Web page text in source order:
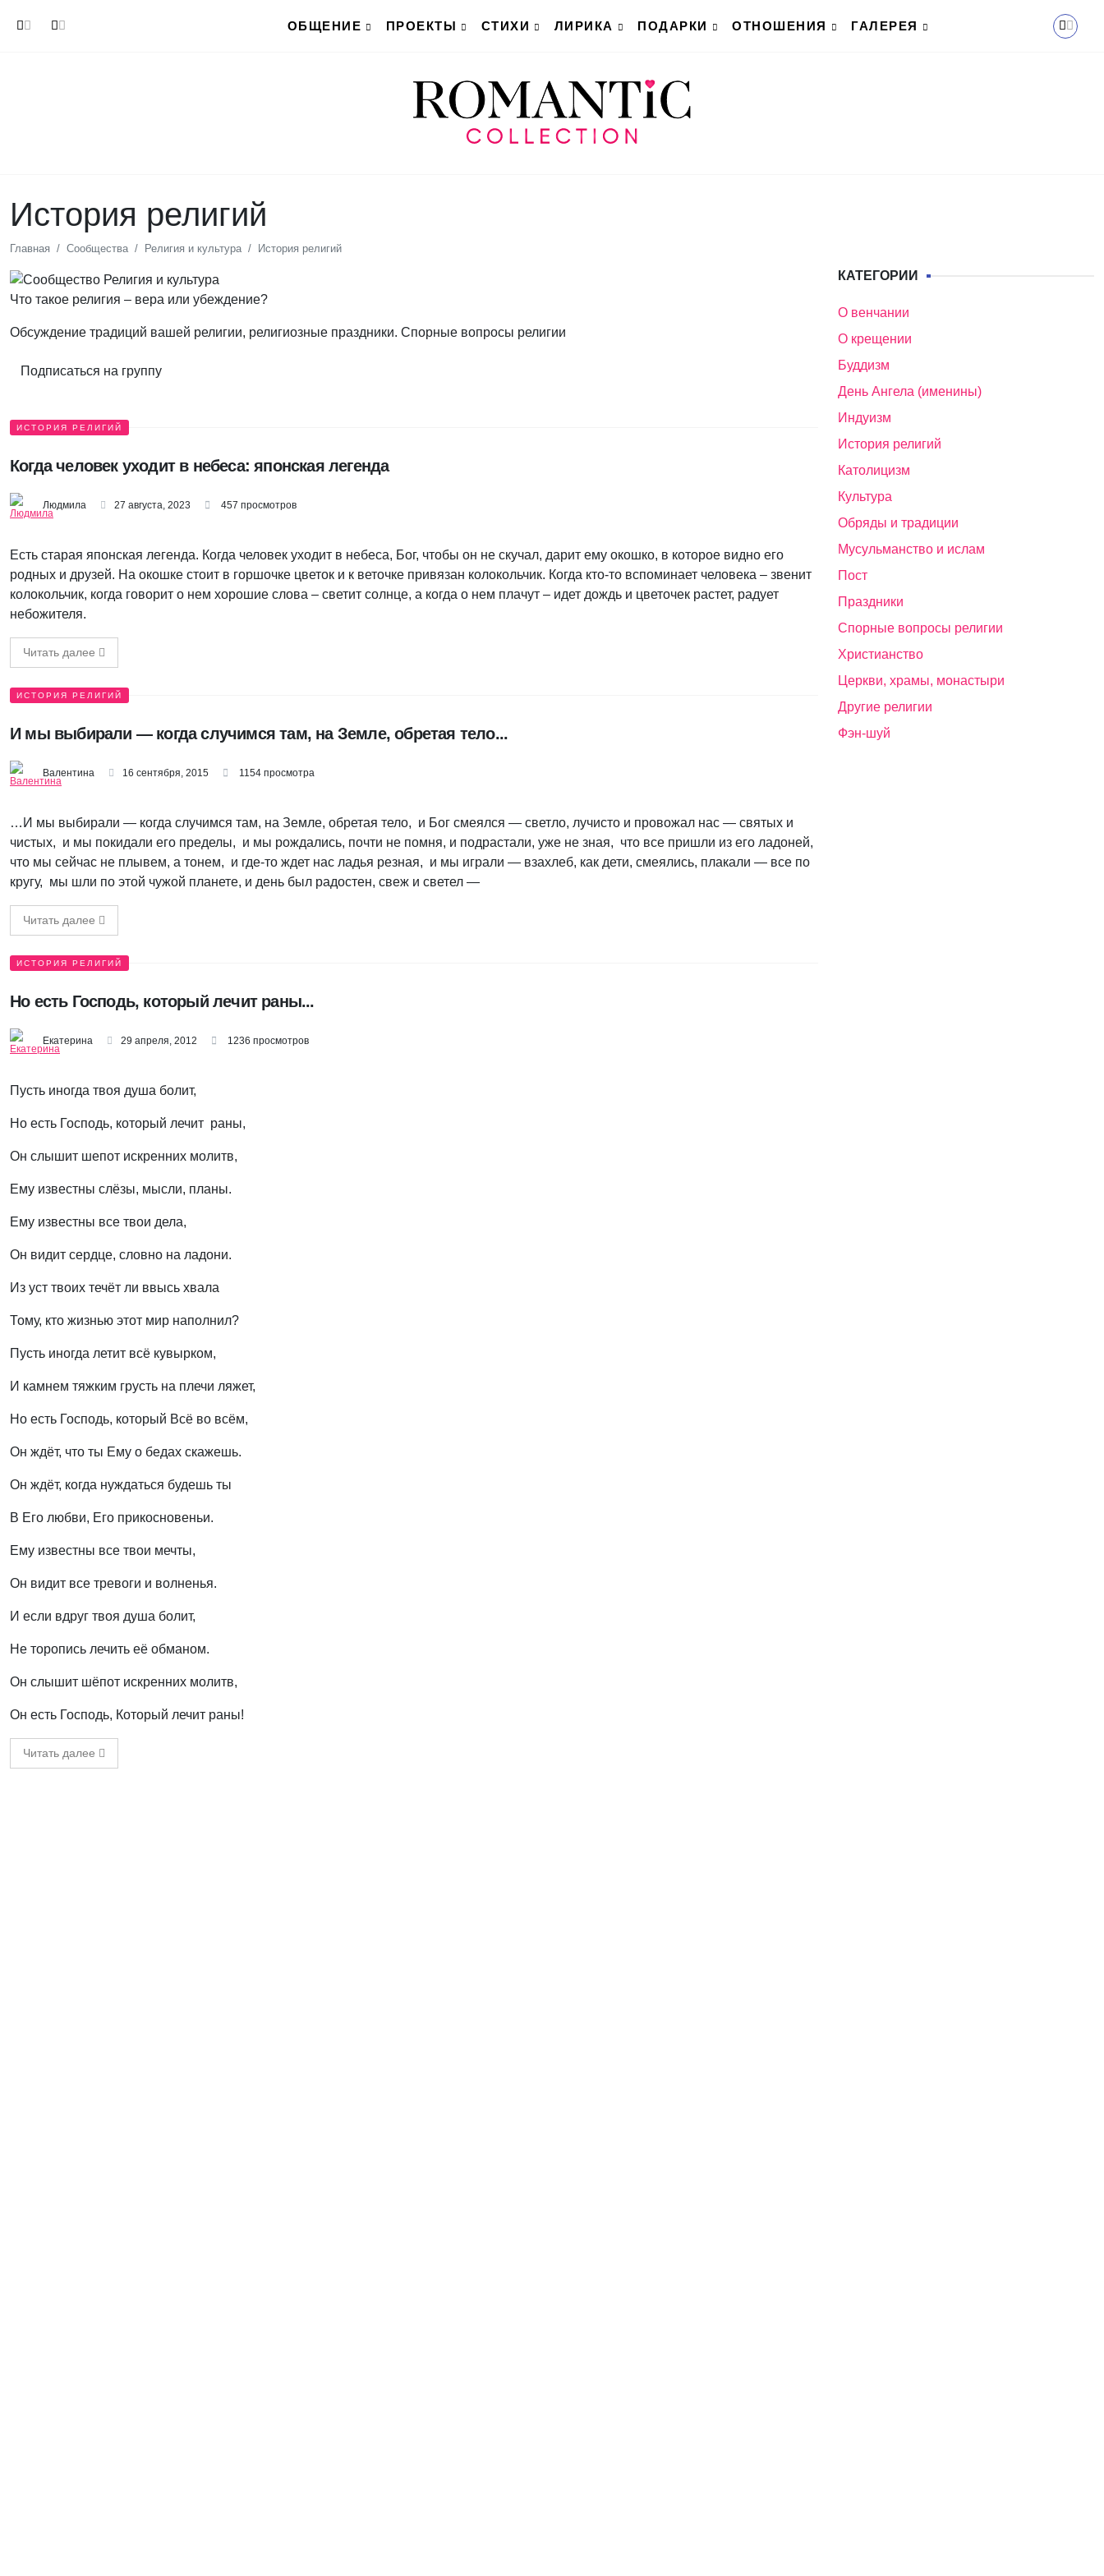
ОБЩЕНИЕ
ПРОЕКТЫ СТИХИ ЛИРИКА ПОДАРКИ ОТНОШЕНИЯ ГАЛЕРЕЯ
История религий
Главная Сообщества Религия и культура История религий
Что такое религия – вера или убеждение?
Обсуждение традиций вашей религии, религиозные праздники. Спорные вопросы религии
Подписаться на группу
ИСТОРИЯ РЕЛИГИЙ
Когда человек уходит в небеса: японская легенда
Людмила 27 августа, 2023 457 просмотров
Есть старая японская легенда. Когда человек уходит в небеса, Бог, чтобы он не скучал, дарит ему окошко, в которое видно его
родных и друзей. На окошке стоит в горшочке цветок и к веточке привязан колокольчик. Когда кто-то вспоминает человека – звенит
колокольчик, когда говорит о нем хорошие слова – светит солнце, а когда о нем плачут – идет дождь и цветочек растет, радует
небожителя.
Читать далее
ИСТОРИЯ РЕЛИГИЙ
И мы выбирали — когда случимся там, на Земле, обретая тело...
Валентина 16 сентября, 2015 1154 просмотра
…И мы выбирали — когда случимся там, на Земле, обретая тело, и Бог смеялся — светло, лучисто и провожал нас — святых и
чистых, и мы покидали его пределы, и мы рождались, почти не помня, и подрастали, уже не зная, что все пришли из его ладоней,
что мы сейчас не плывем, а тонем, и где-то ждет нас ладья резная, и мы играли — взахлеб, как дети, смеялись, плакали — все по
кругу, мы шли по этой чужой планете, и день был радостен, свеж и светел —
Читать далее
ИСТОРИЯ РЕЛИГИЙ
Но есть Господь, который лечит раны...
Екатерина 29 апреля, 2012 1236 просмотров
Пусть иногда твоя душа болит,
Но есть Господь, который лечит раны,
Он слышит шепот искренних молитв,
Ему известны слёзы, мысли, планы.
Ему известны все твои дела,
Он видит сердце, словно на ладони.
Из уст твоих течёт ли ввысь хвала
Тому, кто жизнью этот мир наполнил?
Пусть иногда летит всё кувырком,
И камнем тяжким грусть на плечи ляжет,
Но есть Господь, который Всё во всём,
Он ждёт, что ты Ему о бедах скажешь.
Он ждёт, когда нуждаться будешь ты
В Его любви, Его прикосновеньи.
Ему известны все твои мечты,
Он видит все тревоги и волненья.
И если вдруг твоя душа болит,
Не торопись лечить её обманом.
Он слышит шёпот искренних молитв,
Он есть Господь, Который лечит раны!
Читать далее
КАТЕГОРИИ
О венчании
О крещении
Буддизм
День Ангела (именины)
Индуизм
История религий
Католицизм
Культура
Обряды и традиции
Мусульманство и ислам
Пост
Праздники
Спорные вопросы религии
Христианство
Церкви, храмы, монастыри
Другие религии
Фэн-шуй